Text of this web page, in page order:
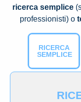
ricerca semplice
professionisti) o
RICERCA
SEMPLICE